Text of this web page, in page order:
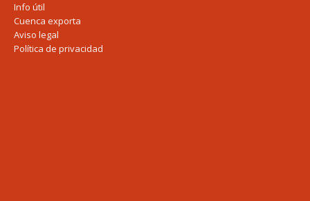
Info útil
Cuenca exporta
Aviso legal
Política de privacidad